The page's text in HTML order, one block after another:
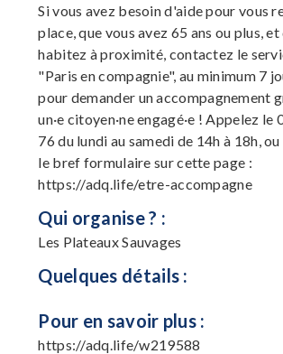
Si vous avez besoin d'aide pour vous
place, que vous avez 65 ans ou plus, et
habitez à proximité, contactez le
"Paris en compagnie", au minimum 7
pour demander un accompagnement
un·e citoyen·ne engagé·e ! Appelez le
76 du lundi au samedi de 14h à 18h,
le bref formulaire sur cette page :
https://adq.life/etre-accompagne
Qui organise ? :
Les Plateaux Sauvages
Quelques détails :
Pour en savoir plus :
https://adq.life/w219588